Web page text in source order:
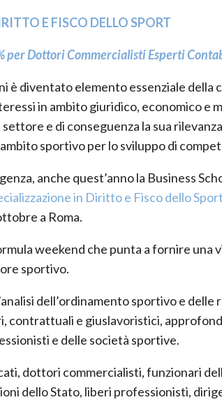
E FISCO DELLO SPORT
per Dottori Commercialisti Esperti
è diventato elemento essenziale della
in ambito giuridico, economico e
e di conseguenza la sua
sportivo per lo sviluppo di
anche quest’anno la Business
in Diritto e Fisco dello Sport
a Roma.
weekend che punta a fornire una
sportivo.
dell’ordinamento sportivo e
contrattuali e giuslavoristici,
e delle società sportive.
dottori commercialisti, funzionari
dello Stato, liberi professionisti,